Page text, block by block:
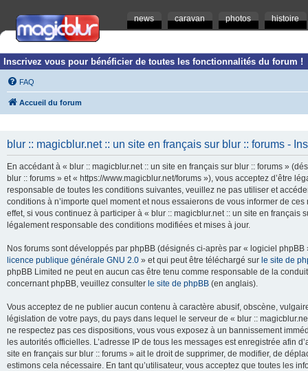
news caravan photos histoire
Inscrivez vous pour bénéficier de toutes les fonctionnalités du forum !
FAQ
Accueil du forum
blur :: magicblur.net :: un site en français sur blur :: forums -
En accédant à « blur :: magicblur.net :: un site en français sur blur :: forums »
blur :: forums » et « https://www.magicblur.net/forums »), vous acceptez d’être
responsable de toutes les conditions suivantes, veuillez ne pas utiliser et
conditions à n’importe quel moment et nous essaierons de vous informer de
effet, si vous continuez à participer à « blur :: magicblur.net :: un site en
légalement responsable des conditions modifiées et mises à jour.
Nos forums sont développés par phpBB (désignés ci-après par « logiciel
licence publique générale GNU 2.0 » et qui peut être téléchargé sur le site de
phpBB Limited ne peut en aucun cas être tenu comme responsable de la
concernant phpBB, veuillez consulter le site de phpBB (en anglais).
Vous acceptez de ne publier aucun contenu à caractère abusif, obscène,
législation de votre pays, du pays dans lequel le serveur de « blur ::
ne respectez pas ces dispositions, vous vous exposez à un bannissement
les autorités officielles. L’adresse IP de tous les messages est enregistrée afin
site en français sur blur :: forums » ait le droit de supprimer, de modifier, de
estimons cela nécessaire. En tant qu’utilisateur, vous acceptez que toutes les